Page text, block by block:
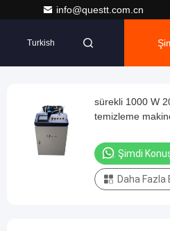
info@questt.com.cn
Turkish
sürekli 1000 W
temizleme
Şimdi
Daha Fazla